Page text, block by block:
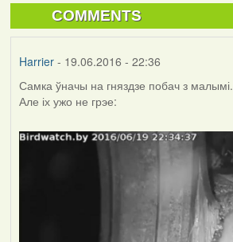
COMMENTS
Harrier- 19.06.2016 - 22:36
Самка ўначы на гняздзе побач з малымі.
Але іх ужо не грэе: